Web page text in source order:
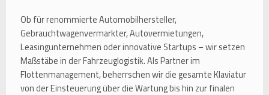
Ob für renommierte Automobilhersteller,
Gebrauchtwagenvermarkter, Autovermietungen,
Leasingunternehmen oder innovative Startups – wir setzen
Maßstäbe in der Fahrzeuglogistik. Als Partner im
Flottenmanagement, beherrschen wir die gesamte Klaviatur
von der Einsteuerung über die Wartung bis hin zur finalen